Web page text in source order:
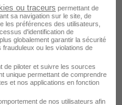
Salarié en poste /
ou traceurs permettant de
sa navigation sur le site, de
les préférences des utilisateurs,
d'identification de
globalement garantir la sécurité
ou les violations de
de piloter et suivre les sources
unique permettant de comprendre
et nos applications en fonction
de nos utilisateurs afin